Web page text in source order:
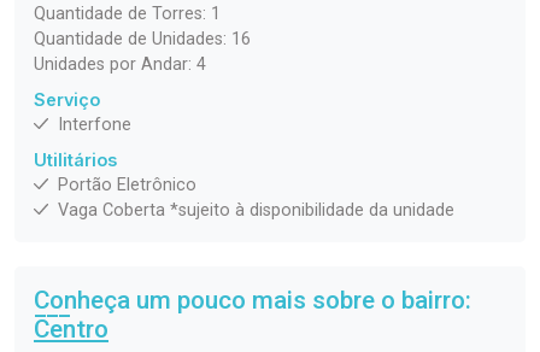
Quantidade de Torres: 1
Quantidade de Unidades: 16
Unidades por Andar: 4
Serviço
Interfone
Utilitários
Portão Eletrônico
Vaga Coberta *sujeito à disponibilidade da unidade
Conheça um pouco mais sobre o bairro:
Centro